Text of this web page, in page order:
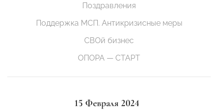
Поздравления
Поддержка МСП. Антикризисные меры
СВОй бизнес
ОПОРА — СТАРТ
15 Февраля 2024